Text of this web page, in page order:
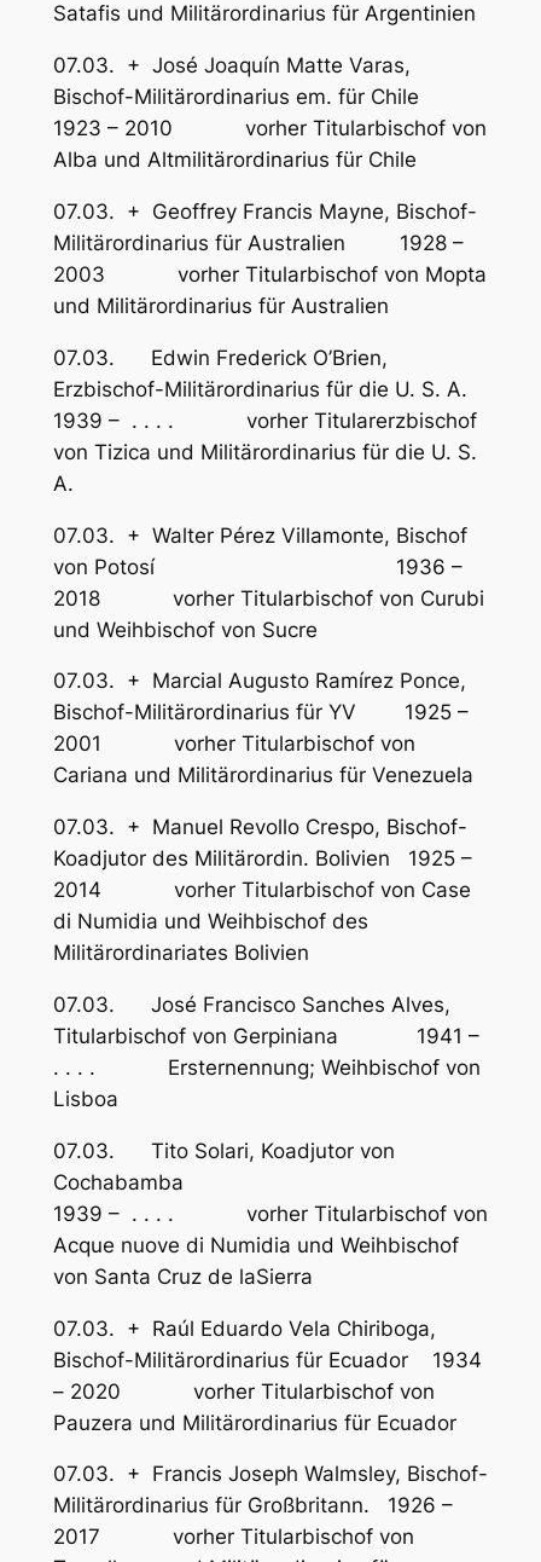
Satafis und Militärordinarius für Argentinien
07.03. + José Joaquín Matte Varas,
Bischof-Militärordinarius em. für Chile
1923 – 2010 vorher Titularbischof von
Alba und Altmilitärordinarius für Chile
07.03. + Geoffrey Francis Mayne, Bischof-
Militärordinarius für Australien 1928 –
2003 vorher Titularbischof von Mopta
und Militärordinarius für Australien
07.03. Edwin Frederick O’Brien,
Erzbischof-Militärordinarius für die U. S. A.
1939 – . . . . vorher Titularerzbischof
von Tizica und Militärordinarius für die U. S.
A.
07.03. + Walter Pérez Villamonte, Bischof
von Potosí 1936 –
2018 vorher Titularbischof von Curubi
und Weihbischof von Sucre
07.03. + Marcial Augusto Ramírez Ponce,
Bischof-Militärordinarius für YV 1925 –
2001 vorher Titularbischof von
Cariana und Militärordinarius für Venezuela
07.03. + Manuel Revollo Crespo, Bischof-
Koadjutor des Militärordin. Bolivien 1925 –
2014 vorher Titularbischof von Case
di Numidia und Weihbischof des
Militärordinariates Bolivien
07.03. José Francisco Sanches Alves,
Titularbischof von Gerpiniana 1941 –
. . . . Ersternennung; Weihbischof von
Lisboa
07.03. Tito Solari, Koadjutor von
Cochabamba
1939 – . . . . vorher Titularbischof von
Acque nuove di Numidia und Weihbischof
von Santa Cruz de laSierra
07.03. + Raúl Eduardo Vela Chiriboga,
Bischof-Militärordinarius für Ecuador 1934
– 2020 vorher Titularbischof von
Pauzera und Militärordinarius für Ecuador
07.03. + Francis Joseph Walmsley, Bischof-
Militärordinarius für Großbritann. 1926 –
2017 vorher Titularbischof von